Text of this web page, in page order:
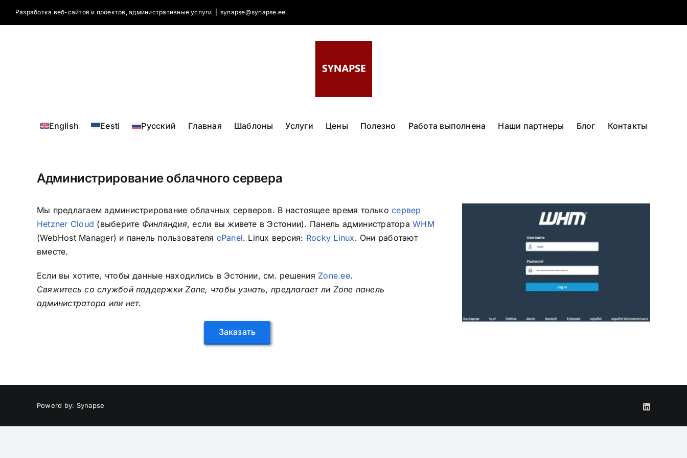
Разработка веб-сайтов и проектов, административные услуги synapse@synapse.ee
English Eesti Русский Главная Шаблоны Услуги Цены Полезно Работа выполнена Наши партнеры Блог Контакты
Администрирование облачного сервера
Мы предлагаем администрирование облачных серверов. В настоящее время толькосервер
Hetzner Cloud (выберите Финляндия, если вы живете в Эстонии). Панель администратораWHM
(WebHost Manager) и панель пользователя cPanel. Linux версия: Rocky Linux. Они работают
вместе.
Если вы хотите, чтобы данные находились в Эстонии, см. решения Zone.ee.
Свяжитесь со службой поддержки Zone, чтобы узнать, предлагает ли Zone панель
администратора или нет.
Заказать
Powerd by: Synapse LinkedIn